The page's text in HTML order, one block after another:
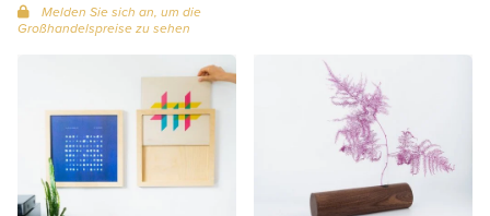
Melden Sie sich an, um die
Großhandelspreise zu sehen